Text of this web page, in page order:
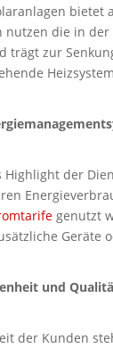
bietet
nutzen die in
trägt zur
Highlight der
genutzt
Geräte
und
der Kunden